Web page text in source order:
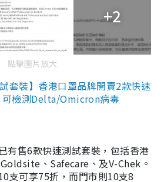
+2
點擊圖片放大
套裝】香港口罩品牌開賣2款快速
可檢測Delta/Omicron病毒
有售6款快速測試套裝，包括香港
、Safecare、及V-Chek。
支可享75折，而門市則10支8